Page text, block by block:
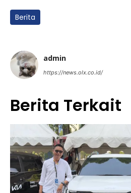
Berita
admin
https://news.olx.co.id/
Berita Terkait